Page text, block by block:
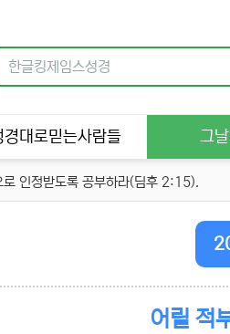
경대로믿는사람들 그
로 인정받도록 공부하라(딤후 2:15).
어릴 적